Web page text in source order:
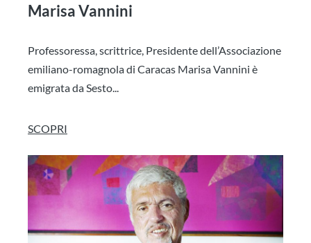
Marisa Vannini
Professoressa, scrittrice, Presidente dell’Associazione
emiliano-romagnola di Caracas Marisa Vannini è
emigrata da Sesto...
SCOPRI